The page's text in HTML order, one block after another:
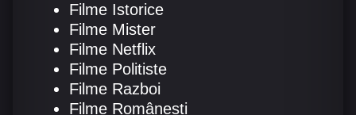
Filme Istorice
Filme Mister
Filme Netflix
Filme Politiste
Filme Razboi
Filme Românești